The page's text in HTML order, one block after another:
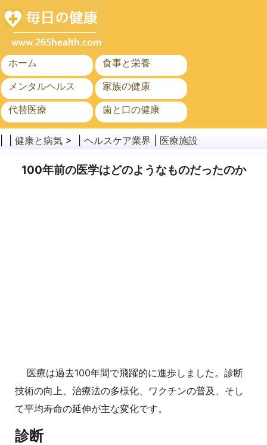
ホーム
食事と栄養
メンタルヘルス
家族の健康
代替医療
歯と口の健康
がん
健康と病気 > | ヘルスケア業界 医療施設
100年前の医学はどのようなものだったのか
医療は過去100年間で飛躍的に進歩しました。診断
技術の向上、治療法の多様化、ワクチンの普及、そし
て平均寿命の延伸が主な変化です。
診断